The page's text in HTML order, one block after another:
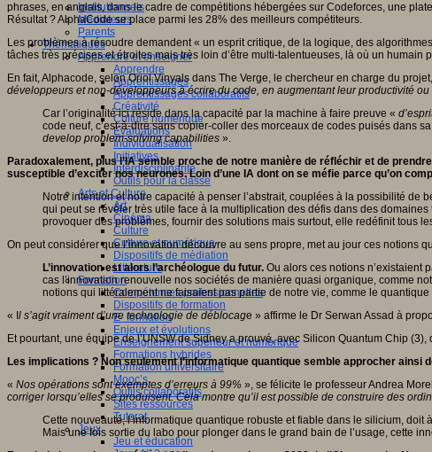
Institutionnels
Médiateurs
Parents
Thématiques
Apprendre et enseigner
Apprendre
Apprentissages
Apprentissages collaboratifs
Créativité
Culture numérique
Evaluations
Individualisation
Initiatives
Interdisciplinarité
Outils pour la classe
Arts et Culture
Art
Cinéma
Culture
Culture et numérique
Dispositifs de médiation
Littérature
Formation
Compétences professionnelles
Dispositifs de formation
E- formation
Enjeux et évolutions
Enseignement supérieur et numérique
Formations hybrides
Formation universitaire
Mooc’s
Outils collaboratifs
Sites ressources
Tutorat
Jeux
Jeu et éducation
phrases, en anglais, dans le cadre de compétitions hébergées sur Codeforces, une
Résultat ? AlphaCode se place parmi les 28% des meilleurs compétiteurs.
Les problèmes à résoudre demandent « un esprit critique, de la logique, des
tâches très précises et étroites mais très loin d’être multi-talentueuses, là où un
En fait, Alphacode, selon Oriol Vinyals dans The Verge, le chercheur en charge du
développeurs et non-développeurs à écrire du code, en augmentant leur productivité
Car l’originalité ici réside dans la capacité par la machine à faire preuve «
code neuf, c’est-à-dire sans copier-coller des morceaux de codes puisés dans
develop problem-solving capabilities ».
Paradoxalement, plus l’IA semble proche de notre manière de réfléchir et de
susceptible d’exciter nos neurones. Loin d’une IA dont on se méfie parce qu’on
Notre intention et notre capacité à penser l’abstrait, couplées à la possibilité
qui peut se révéler très utile face à la multiplication des défis dans des
provoquer des problèmes, fournir des solutions mais surtout, elle redéfinit tous
On peut considérer que l’innovation découvre au sens propre, met au jour ces notions
L’innovation est alors l’archéologue du futur. Ou alors ces notions n’existaient
cas l’innovation renouvelle nos sociétés de manière quasi organique, comme
notions qui littéralement ne faisaient pas partie de notre vie, comme le
« I l s’agit vraiment d’une technologie de déblocage » affirme le Dr Serwan Assad à
Et pourtant, une équipe de l’UNSW de Sidney a prouvé, avec Silicon Quantum Chip
Les implications ? Non seulement l’informatique quantique semble approcher
« Nos opérations sont exemptes d’erreurs à 99% », se félicite le professeur Andrea
corriger lorsqu’elles se produisent. Cela montre qu’il est possible de construire des
Cette nouveauté, l’informatique quantique robuste et fiable dans le silicium,
Mais une fois sortie du labo pour plonger dans le grand bain de l’usage, cette